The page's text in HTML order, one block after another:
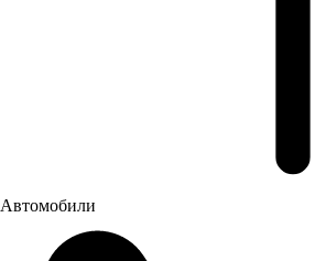
Автомобили
Пн-Пт: 08:00-20:00, Выходные: 08:00-18:00
8 (800) 505 61 77